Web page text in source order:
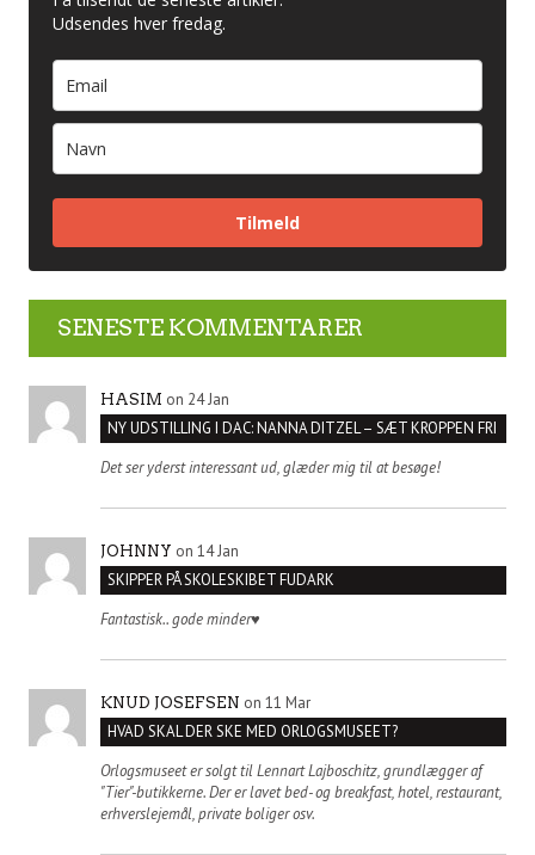
Udsendes hver fredag.
Tilmeld
SENESTE KOMMENTARER
HASIM on 24 Jan
NY UDSTILLING I DAC: NANNA DITZEL – SÆT KROPPEN FRI
Det ser yderst interessant ud, glæder mig til at besøge!
JOHNNY on 14 Jan
SKIPPER PÅ SKOLESKIBET FUDARK
Fantastisk.. gode minder♥️
KNUD JOSEFSEN on 11 Mar
HVAD SKAL DER SKE MED ORLOGSMUSEET?
Orlogsmuseet er solgt til Lennart Lajboschitz, grundlægger af
"Tier"-butikkerne. Der er lavet bed- og breakfast, hotel, restaurant,
erhverslejemål, private boliger osv.